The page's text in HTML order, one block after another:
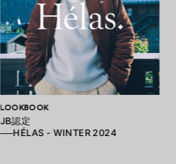
LOOKBOOK
JB認定
──HÉLAS - WINTER 2024